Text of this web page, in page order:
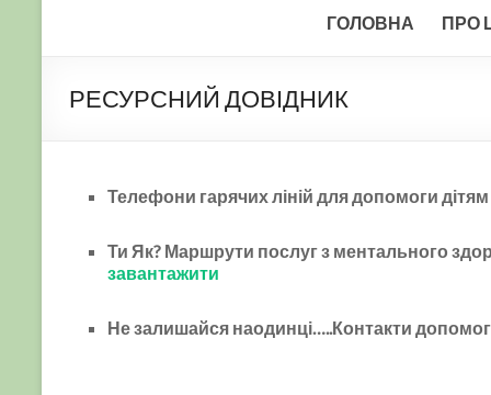
ГОЛОВНА ПРО
РЕСУРСНИЙ ДОВІДНИК
Телефони гарячих ліній для допомоги дітям
Ти Як? Маршрути послуг з ментального
завантажити
Не залишайся наодинці…..Контакти